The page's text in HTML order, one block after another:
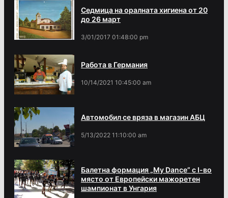
Седмица на оралната хигиена от 20
до 26 март
3/01/2017 01:48:00 pm
Работа в Германия
10/14/2021 10:45:00 am
Автомобил се вряза в магазин АБЦ
5/13/2022 11:10:00 am
Балетна формация „My Dance” с І-во
място от Европейски мажоретен
шампионат в Унгария